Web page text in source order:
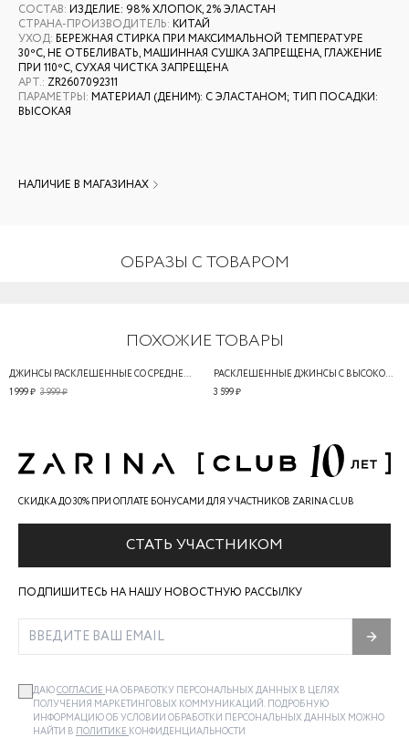
СОСТАВ: ИЗДЕЛИЕ: 98% ХЛОПОК, 2% ЭЛАСТАН
СТРАНА-ПРОИЗВОДИТЕЛЬ: КИТАЙ
УХОД: БЕРЕЖНАЯ СТИРКА ПРИ МАКСИМАЛЬНОЙ ТЕМПЕРАТУРЕ
30ºС, НЕ ОТБЕЛИВАТЬ, МАШИННАЯ СУШКА ЗАПРЕЩЕНА, ГЛАЖЕНИЕ
ПРИ 110ºС, СУХАЯ ЧИСТКА ЗАПРЕЩЕНА
АРТ.: ZR2607092311
ПАРАМЕТРЫ: МАТЕРИАЛ (ДЕНИМ): С ЭЛАСТАНОМ; ТИП ПОСАДКИ:
ВЫСОКАЯ
НАЛИЧИЕ В МАГАЗИНАХ
ОБРАЗЫ С ТОВАРОМ
ПОХОЖИЕ ТОВАРЫ
ДЖИНСЫ РАСКЛЕШЕННЫЕ СО СРЕДНЕЙ ПОСАДКОЙ
3 999 ₽
1 999 ₽
РАСКЛЕШЕННЫЕ ДЖИНСЫ С ВЫСОКОЙ ПОСАДКОЙ
3 599 ₽
СКИДКА ДО 30% ПРИ ОПЛАТЕ БОНУСАМИ ДЛЯ УЧАСТНИКОВ ZARINA CLUB
СТАТЬ УЧАСТНИКОМ
ПОДПИШИТЕСЬ НА НАШУ НОВОСТНУЮ РАССЫЛКУ
ДАЮСОГЛАСИЕ НА ОБРАБОТКУ ПЕРСОНАЛЬНЫХ ДАННЫХ В ЦЕЛЯХ
ПОЛУЧЕНИЯ МАРКЕТИНГОВЫХ КОММУНИКАЦИЙ. ПОДРОБНУЮ
ИНФОРМАЦИЮ ОБ УСЛОВИИ ОБРАБОТКИ ПЕРСОНАЛЬНЫХ ДАННЫХ МОЖНО
НАЙТИ В ПОЛИТИКЕ КОНФИДЕНЦИАЛЬНОСТИ